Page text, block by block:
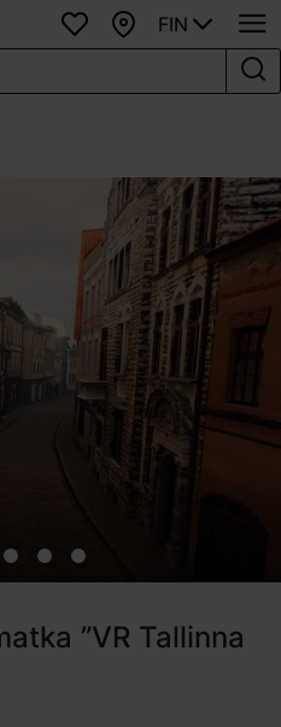
SuosikitKartta
FIN
”VR Tallinna